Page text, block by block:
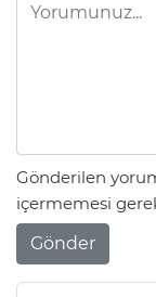
Gönderilen
içermemesi
Gönder